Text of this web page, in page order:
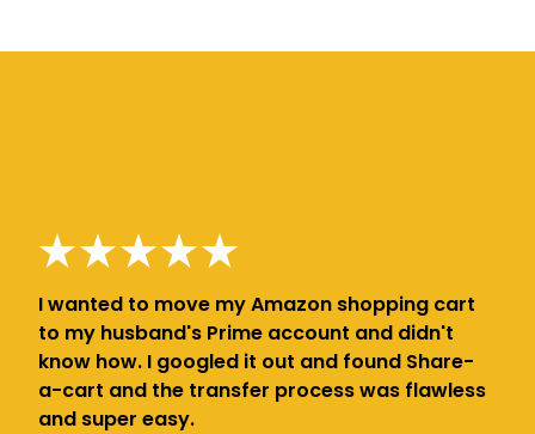
I wanted to move my Amazon shopping cart
to my husband's Prime account and didn't
know how. I googled it out and found Share-
a-cart and the transfer process was flawless
and super easy.